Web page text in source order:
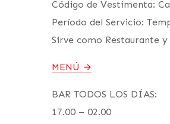
Código de Vestimenta:
Período del Servicio:
Sirve como Restaurante
MENÚ
BAR TODOS LOS DÍAS:
17.00 – 02.00